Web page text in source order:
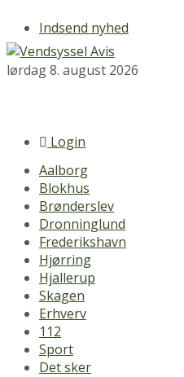
Indsend nyhed
lørdag 8. august 2026
Login
Aalborg
Blokhus
Brønderslev
Dronninglund
Frederikshavn
Hjørring
Hjallerup
Skagen
Erhverv
112
Sport
Det sker